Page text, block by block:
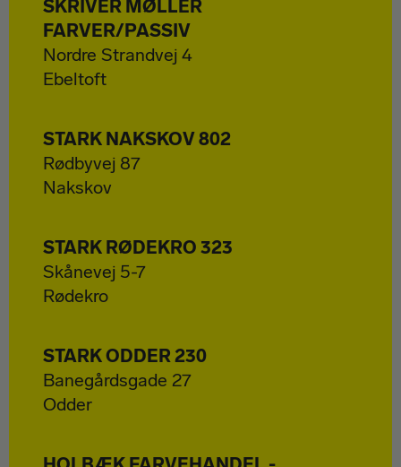
SKRIVER MØLLER
FARVER/PASSIV
Nordre Strandvej 4
Ebeltoft
STARK NAKSKOV 802
Rødbyvej 87
Nakskov
STARK RØDEKRO 323
Skånevej 5-7
Rødekro
STARK ODDER 230
Banegårdsgade 27
Odder